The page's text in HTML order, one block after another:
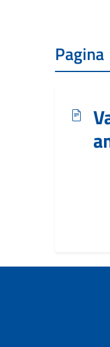
Pagina